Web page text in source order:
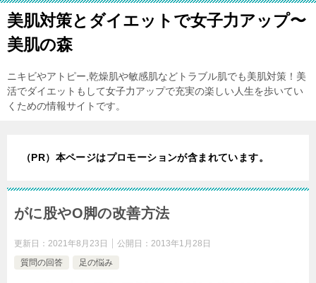
美肌対策とダイエットで女子力アップ〜
美肌の森
ニキビやアトピー,乾燥肌や敏感肌などトラブル肌でも美肌対策！美
活でダイエットもして女子力アップで充実の楽しい人生を歩いてい
くための情報サイトです。
（PR）本ページはプロモーションが含まれています。
がに股やO脚の改善方法
更新日： 2021年8月23日 公開日： 2013年1月28日
質問の回答
足の悩み